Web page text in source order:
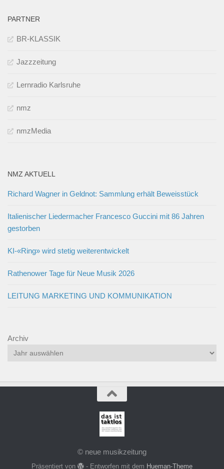
PARTNER
BR-KLASSIK
Jazzzeitung
Lernradio Karlsruhe
nmz
nmzMedia
NMZ AKTUELL
Richard Wagner in Geldnot: Sammlung erhält Beweisstück
Italienischer Liedermacher Francesco Guccini mit 86 Jahren
gestorben
KI-«Ring» wird stetig weiterentwickelt
Rathenower Tage für Neue Musik 2026
LEITUNG MARKETING UND KOMMUNIKATION
Archiv
© neue musikzeitung
Präsentiert von - Entworfen mit dem Hueman-Theme